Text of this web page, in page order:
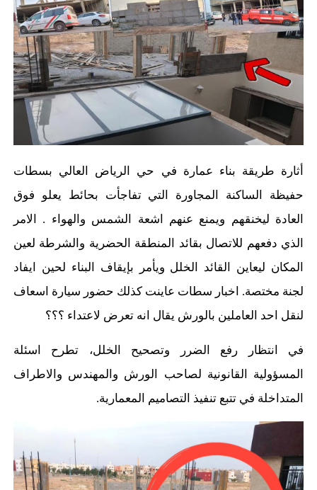
أثارة طريقة بناء عمارة في حي الرياض العالي بسطات
حفيظة الساكنة المجاورة التي تفاجأت بحائط يعلو فوق
العادة ليخنقهم ويمنع عنهم اشعة الشمس والهواء . الامر
الذي دفعهم للاتصال بقائد المنطقة الحضرية والشرطة لعين
المكان ليعاين القائد الخلل ويأمر بإيقاف البناء لحين ايفاد
لجنة مختصة. اخبار سطات عاينت كذلك حضور سيارة اسعاف
لنقل احد العاملين بالورش يقال انه تعرض لاعتداء ؟؟؟
في انتظار رفع الضرر وتصحيح الخلل، تطرح اسئلة
المسؤولية القانونية لصاحب الورش والمهندس والاطراف
المتداخلة في تتبع تنفيذ التصاميم المعمارية.